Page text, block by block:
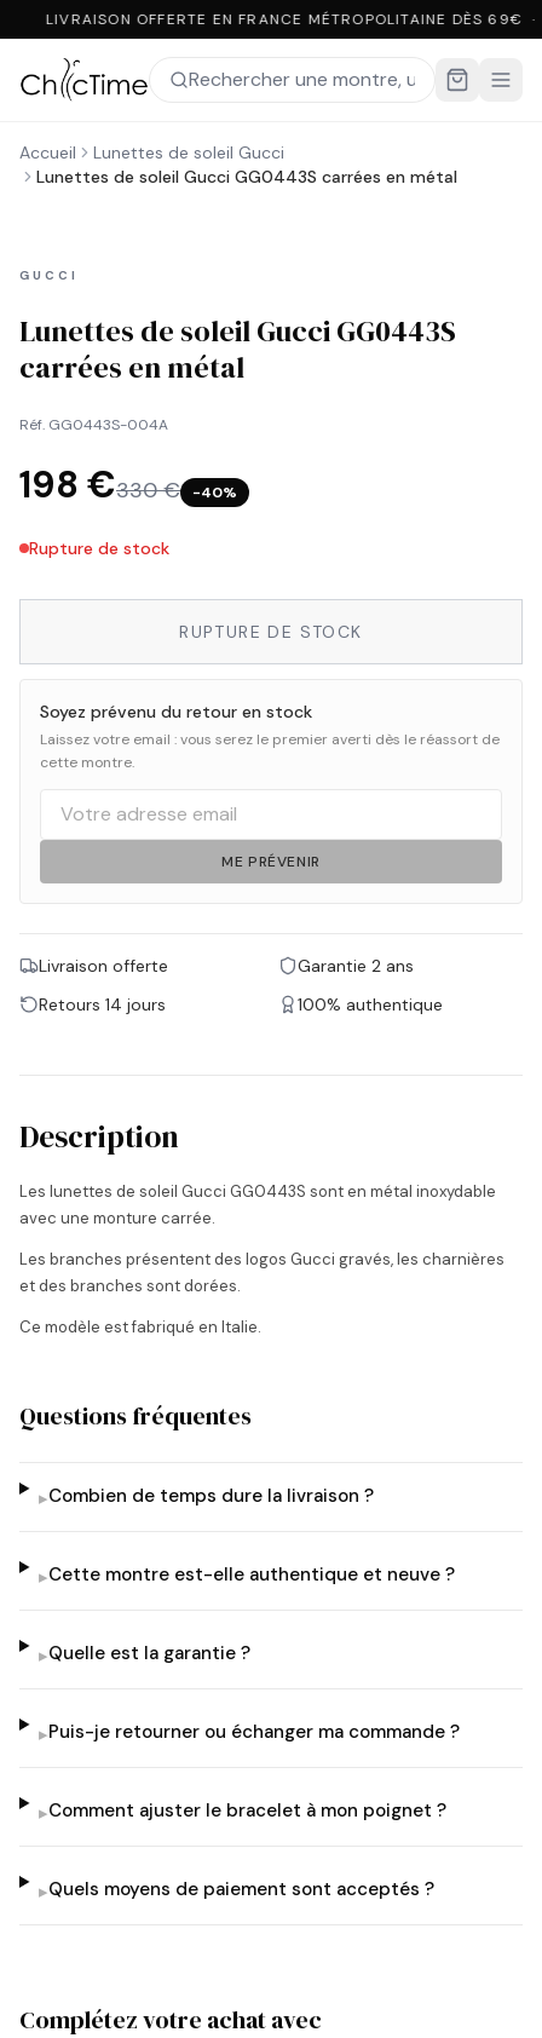
LIVRAISON OFFERTE EN FRANCE MÉTROPOLITAINE DÈS 69€
Accueil
Lunettes de soleil Gucci
Lunettes de soleil Gucci GG0443S carrées en métal
GUCCI
Lunettes de soleil Gucci GG0443S
carrées en métal
Réf. GG0443S-004A
198 €330 € −40%
Rupture de stock
RUPTURE DE STOCK
Soyez prévenu du retour en stock
Laissez votre email : vous serez le premier averti dès le réassort de
cette montre.
ME PRÉVENIR
Livraison offerte
Garantie 2 ans
Retours 14 jours
100% authentique
Description
Les lunettes de soleil Gucci GG0443S sont en métal inoxydable
avec une monture carrée.
Les branches présentent des logos Gucci gravés, les charnières
et des branches sont dorées.
Ce modèle est fabriqué en Italie.
Questions fréquentes
▸Combien de temps dure la livraison ?
▸Cette montre est-elle authentique et neuve ?
▸Quelle est la garantie ?
▸Puis-je retourner ou échanger ma commande ?
▸Comment ajuster le bracelet à mon poignet ?
▸Quels moyens de paiement sont acceptés ?
Complétez votre achat avec